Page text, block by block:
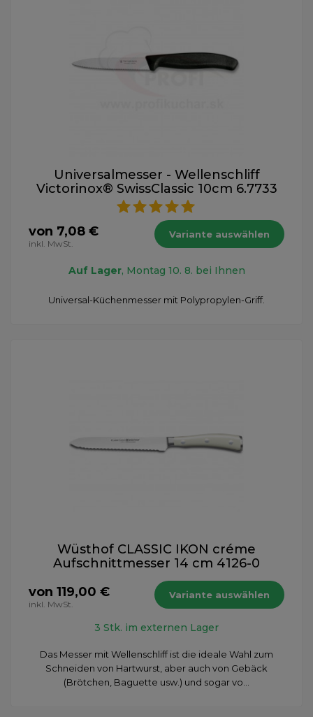
Universalmesser - Wellenschliff
Victorinox® SwissClassic 10cm 6.7733
von 7,08 €
inkl. MwSt.
Variante auswählen
Auf Lager, Montag 10. 8. bei Ihnen
Universal-Küchenmesser mit Polypropylen-Griff.
Wüsthof CLASSIC IKON créme
Aufschnittmesser 14 cm 4126-0
von 119,00 €
inkl. MwSt.
Variante auswählen
3 Stk. im externen Lager
Das Messer mit Wellenschliff ist die ideale Wahl zum
Schneiden von Hartwurst, aber auch von Gebäck
(Brötchen, Baguette usw.) und sogar vo...